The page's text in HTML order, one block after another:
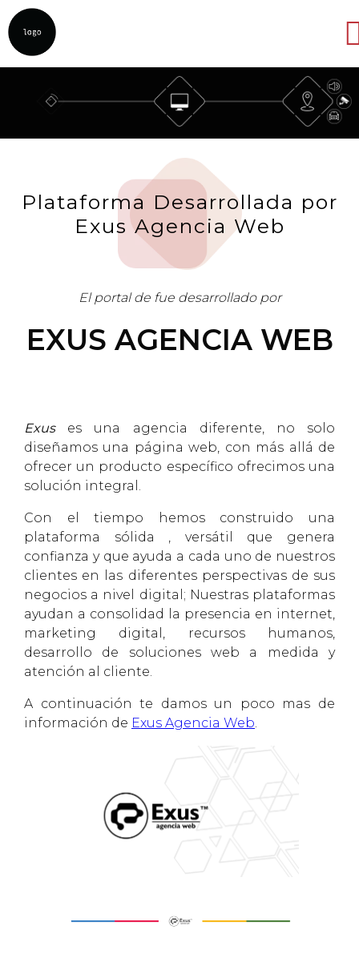
Plataforma Desarrollada por
Exus Agencia Web
El portal de fue desarrollado por
EXUS AGENCIA WEB
Exuses una agencia diferente, no solo
diseñamos una página web, con más allá de
ofrecer un producto específico ofrecimos una
solución integral.
Con el tiempo hemos construido una
plataforma sólida , versátil que genera
confianza y que ayuda a cada uno de nuestros
clientes en las diferentes perspectivas de sus
negocios a nivel digital; Nuestras plataformas
ayudan a consolidad la presencia en internet,
marketing digital, recursos humanos,
desarrollo de soluciones web a medida y
atención al cliente.
A continuación te damos un poco mas de
información de Exus Agencia Web.